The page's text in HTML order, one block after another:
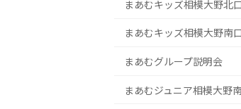
まあむキッズ相模大野北
まあむキッズ相模大野南
まあむグループ説明会
まあむジュニア相模大野